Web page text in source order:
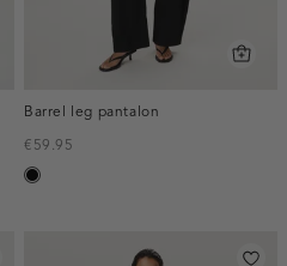
Barrel leg pantalon
€59.95
zwart